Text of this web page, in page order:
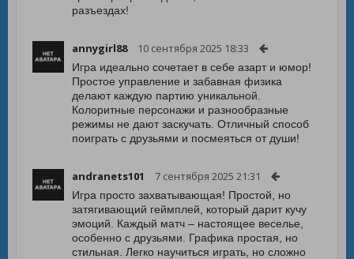
разъездах!
annygirl88 10 сентября 2025 18:33
Игра идеально сочетает в себе азарт и юмор!
Простое управление и забавная физика
делают каждую партию уникальной.
Колоритные персонажи и разнообразные
режимы не дают заскучать. Отличный способ
поиграть с друзьями и посмеяться от души!
andranets101 7 сентября 2025 21:31
Игра просто захватывающая! Простой, но
затягивающий геймплей, который дарит кучу
эмоций. Каждый матч – настоящее веселье,
особенно с друзьями. Графика простая, но
стильная. Легко научиться играть, но сложно